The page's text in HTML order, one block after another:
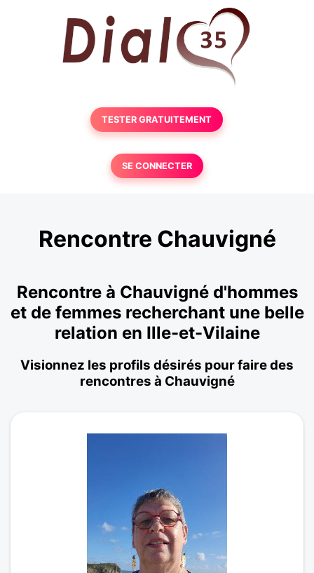
TESTER GRATUITEMENT
SE CONNECTER
Rencontre Chauvigné
Rencontre à Chauvigné d'hommes
et de femmes recherchant une belle
relation en Ille-et-Vilaine
Visionnez les profils désirés pour faire des
rencontres à Chauvigné